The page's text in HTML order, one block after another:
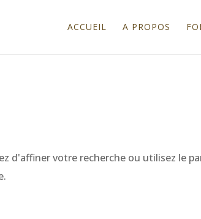
ACCUEIL A PROPOS
d'affiner votre recherche ou utilisez le